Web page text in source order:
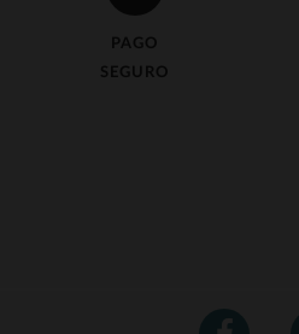
PAGO
SEGURO